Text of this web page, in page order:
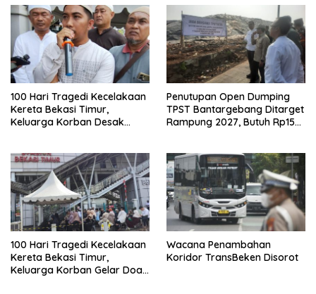
100 Hari Tragedi Kecelakaan
Kereta Bekasi Timur,
Keluarga Korban Desak
Penutupan Open Dumping
TPST Bantargebang Ditarget
Rampung 2027, Butuh Rp150
100 Hari Tragedi Kecelakaan
Kereta Bekasi Timur,
Keluarga Korban Gelar Doa
Wacana Penambahan
Koridor TransBeken Disorot